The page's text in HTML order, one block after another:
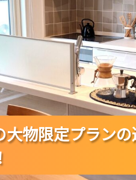
大物限定プラン
大物限定プラン
大物限定プラン